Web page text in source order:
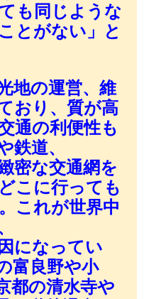
も同じような
とがない」と
地の運営、維
おり、質が高
通の利便性も
鉄道、
密な交通網を
こに行っても
これが世界中
になってい
富良野や小
都の清水寺や